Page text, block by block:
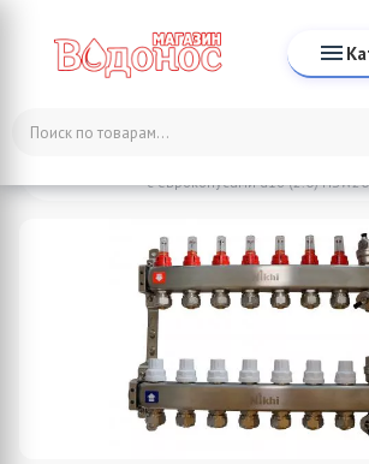
Каталог Коллекторы для
Коллектор стальной для отопления c
с еврoконусами d16 (2.0)